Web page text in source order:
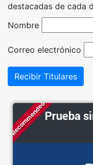
destacadas de cada
Nombre
Correo electrónico
Recibir Titulares
RecommendedPrueba